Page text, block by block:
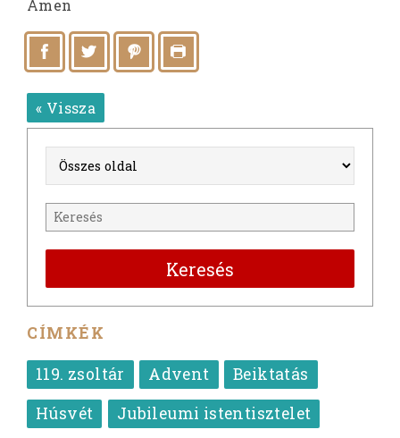
Ámen
« Vissza
Keresés
CÍMKÉK
119. zsoltár
Advent
Beiktatás
Húsvét
Jubileumi istentisztelet